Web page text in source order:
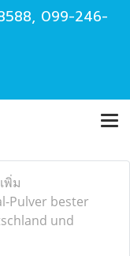
, 099-246-
พิ่ม
Pulver bester
und